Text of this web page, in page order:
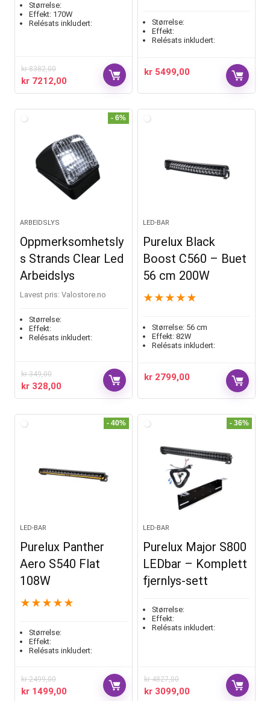
Størrelse:
Effekt: 170W
Relésats inkludert:
kr8382,00
kr 7212,00
Størrelse:
Effekt:
Relésats inkludert:
kr 5499,00
- 6%
ARBEIDSLYS
Oppmerksomhetsly
s Strands Clear Led
Arbeidslys
Lavest pris: valostore.no
Størrelse:
Effekt:
Relésats inkludert:
kr349,00
kr 328,00
LED-BAR
Purelux Black
Boost C560 – Buet
56 cm 200W
★ ★ ★ ★ ★
Størrelse: 56 cm
Effekt: 82W
Relésats inkludert:
kr 2799,00
- 40%
LED-BAR
Purelux Panther
Aero S540 Flat
108W
★ ★ ★ ★ ★
Størrelse:
Effekt:
Relésats inkludert:
kr2499,00
kr 1499,00
- 36%
LED-BAR
Purelux Major S800
LEDbar – Komplett
fjernlys-sett
Størrelse:
Effekt:
Relésats inkludert:
kr4827,00
kr 3099,00